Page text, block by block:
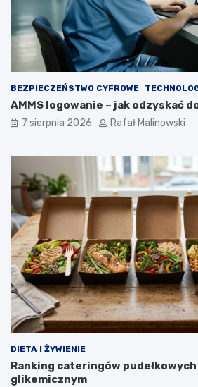
BEZPIECZEŃSTWO CYFROWE
AMMS logowanie – jak odzyskać
7 sierpnia 2026 Rafał Malinowski
DIETA I ŻYWIENIE
Ranking cateringów
glikemicznym